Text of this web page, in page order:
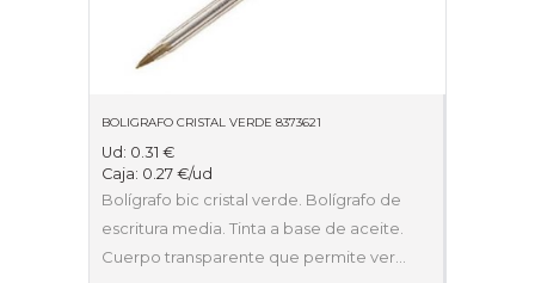
BOLIGRAFO CRISTAL VERDE 8373621
Ud: 0.31 €
Caja: 0.27 €/ud
Bolígrafo bic cristal verde. Bolígrafo de
escritura media. Tinta a base de aceite.
Cuerpo transparente que permite ver…